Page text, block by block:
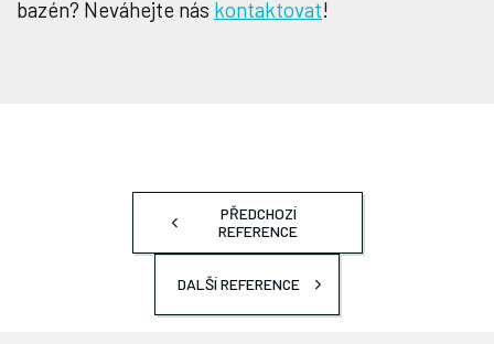
bazén? Neváhejte nás kontaktovat!
PŘEDCHOZÍ
REFERENCE
DALŠÍ REFERENCE